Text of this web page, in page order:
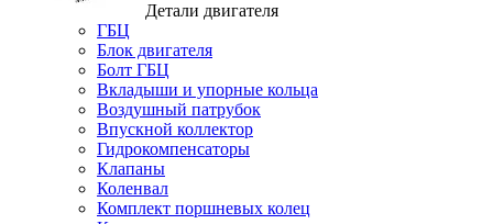
Детали двигателя
ГБЦ
Блок двигателя
Болт ГБЦ
Вкладыши и упорные кольца
Воздушный патрубок
Впускной коллектор
Гидрокомпенсаторы
Клапаны
Коленвал
Комплект поршневых колец